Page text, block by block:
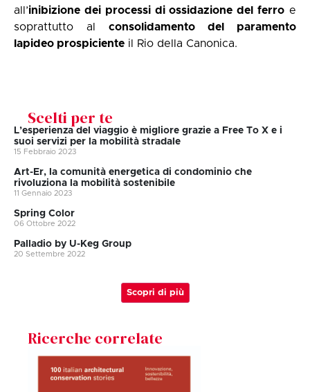
all’inibizione dei processi di ossidazione del ferro e
soprattutto al consolidamento del paramento
lapideo prospiciente il Rio della Canonica.
Scelti per te
L’esperienza del viaggio è migliore grazie a Free To X e i
suoi servizi per la mobilità stradale
15 Febbraio 2023
Art-Er, la comunità energetica di condominio che
rivoluziona la mobilità sostenibile
11 Gennaio 2023
Spring Color
06 Ottobre 2022
Palladio by U-Keg Group
20 Settembre 2022
Scopri di più
Ricerche correlate